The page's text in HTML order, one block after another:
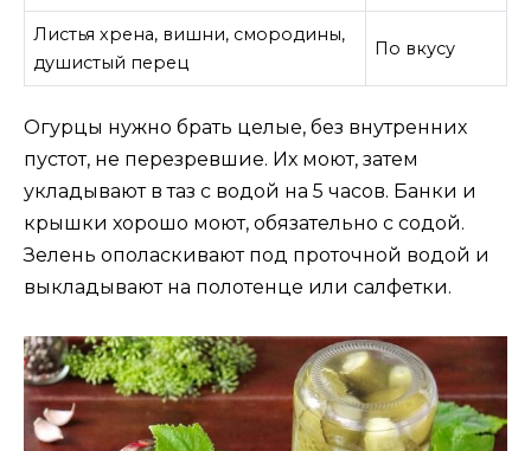
Листья хрена, вишни, смородины,
душистый перец
По вкусу
Огурцы нужно брать целые, без внутренних
пустот, не перезревшие. Их моют, затем
укладывают в таз с водой на 5 часов. Банки и
крышки хорошо моют, обязательно с содой.
Зелень ополаскивают под проточной водой и
выкладывают на полотенце или салфетки.